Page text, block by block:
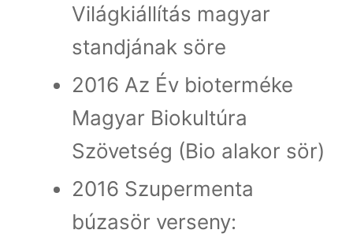
Világkiállítás magyar
standjának söre
2016 Az Év bioterméke
Magyar Biokultúra
Szövetség (Bio alakor sör)
2016 Szupermenta
búzasör verseny: